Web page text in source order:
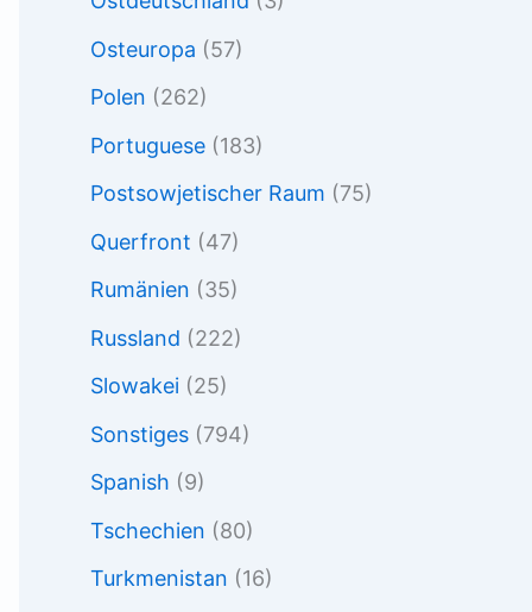
Osteuropa (57)
Polen (262)
Portuguese (183)
Postsowjetischer Raum (75)
Querfront (47)
Rumänien (35)
Russland (222)
Slowakei (25)
Sonstiges (794)
Spanish (9)
Tschechien (80)
Turkmenistan (16)